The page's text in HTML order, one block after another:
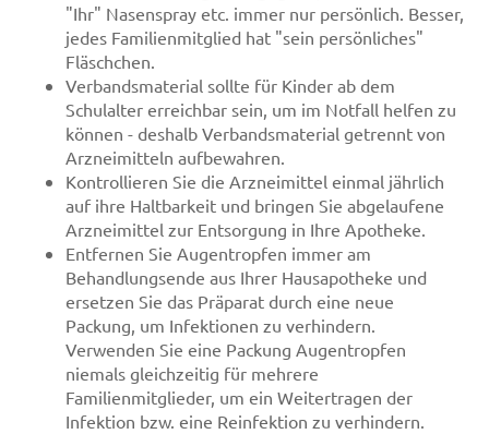
"Ihr" Nasenspray etc. immer nur persönlich. Besser,
jedes Familienmitglied hat "sein persönliches"
Fläschchen.
Verbandsmaterial sollte für Kinder ab dem
Schulalter erreichbar sein, um im Notfall helfen zu
können - deshalb Verbandsmaterial getrennt von
Arzneimitteln aufbewahren.
Kontrollieren Sie die Arzneimittel einmal jährlich
auf ihre Haltbarkeit und bringen Sie abgelaufene
Arzneimittel zur Entsorgung in Ihre Apotheke.
Entfernen Sie Augentropfen immer am
Behandlungsende aus Ihrer Hausapotheke und
ersetzen Sie das Präparat durch eine neue
Packung, um Infektionen zu verhindern.
Verwenden Sie eine Packung Augentropfen
niemals gleichzeitig für mehrere
Familienmitglieder, um ein Weitertragen der
Infektion bzw. eine Reinfektion zu verhindern.